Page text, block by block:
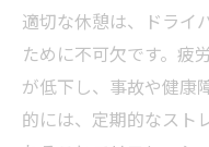
適切な休憩は、ドライ
ために不可欠です。疲
が低下し、事故や健康
的には、定期的なスト